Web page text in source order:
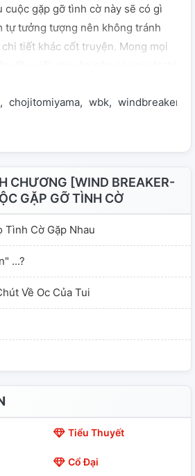
gặp gỡ tình cờ này sẽ có gì
tự tưởng tượng nên không tránh
tiết khác cốt truyện. Mong mọi
sẽ viết từ chap 215
chojitomiyama wbk windbreaker
CHƯƠNG [WIND BREAKER-
GẶP GỠ TÌNH CỜ
Tình Cờ Gặp Nhau
...?
Về Oc Của Tui
Tiểu Thuyết
Cổ Đại